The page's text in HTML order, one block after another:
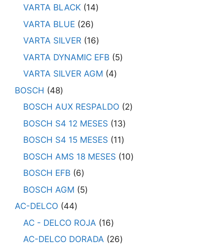
VARTA BLACK 14
VARTA BLUE
26
VARTA SILVER 16
VARTA DYNAMIC EFB
5
VARTA SILVER AGM
4
BOSCH
48
BOSCH AUX RESPALDO
2
BOSCH S4 12 MESES
13
BOSCH S4 15 MESES
11
BOSCH AMS 18 MESES
10
BOSCH EFB
6
BOSCH AGM
5
AC-DELCO
44
AC - DELCO ROJA
16
AC-DELCO DORADA
26